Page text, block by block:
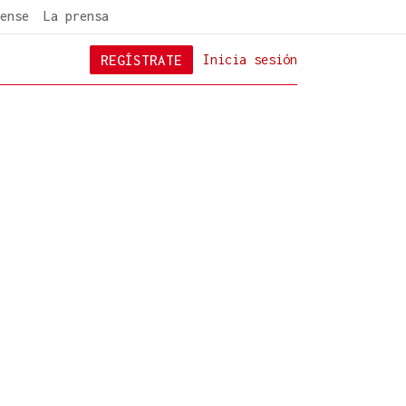
La prensa
Inicia sesión
REGÍSTRATE